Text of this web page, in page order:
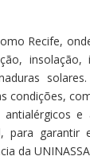
Recife,
insolação,
condições,
garantir
da